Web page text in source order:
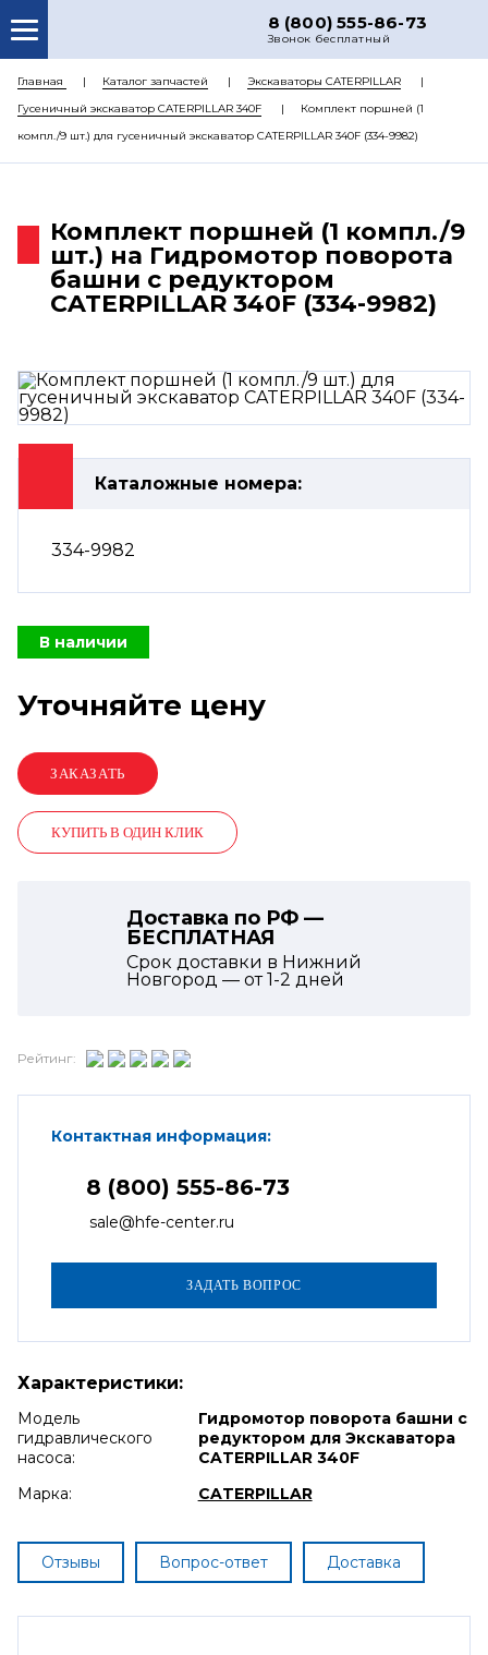
8 (800) 555-86-73
Звонок бесплатный
О НАС
КАТАЛОГ ЗАПЧАСТЕЙ
РЕМОНТ
ЦЕНЫ
КОНТАКТЫ
Главная Каталог запчастей
Экскаваторы CATERPILLAR
Гусеничный экскаватор CATERPILLAR 340F
Комплект поршней (1
компл./9 шт.) для гусеничный экскаватор CATERPILLAR 340F (334-9982)
Комплект поршней (1 компл./9
шт.) на Гидромотор поворота
башни с редуктором
CATERPILLAR 340F (334-9982)
Каталожные номера:
334-9982
В наличии
Уточняйте цену
КУПИТЬ В ОДИН КЛИК
Доставка по РФ —
БЕСПЛАТНАЯ
Срок доставки в Нижний
Новгород — от1-2 дней
Рейтинг:
Контактная информация:
8 (800) 555-86-73
sale@hfe-center.ru
Характеристики:
Модель
гидравлического
насоса:
Гидромотор поворота башни с
редуктором для Экскаватора
CATERPILLAR 340F
Марка:
CATERPILLAR
Отзывы Вопрос-ответ Доставка